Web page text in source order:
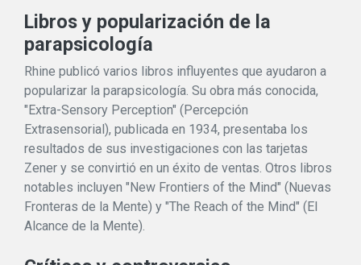
Libros y popularización de la
parapsicología
Rhine publicó varios libros influyentes que ayudaron a
popularizar la parapsicología. Su obra más conocida,
"Extra-Sensory Perception" (Percepción
Extrasensorial), publicada en 1934, presentaba los
resultados de sus investigaciones con las tarjetas
Zener y se convirtió en un éxito de ventas. Otros libros
notables incluyen "New Frontiers of the Mind" (Nuevas
Fronteras de la Mente) y "The Reach of the Mind" (El
Alcance de la Mente).